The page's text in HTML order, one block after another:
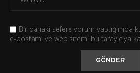
Bir dahaki sefere yorum yaptığımda
e-postamı ve web sitemi bu tarayıcıya